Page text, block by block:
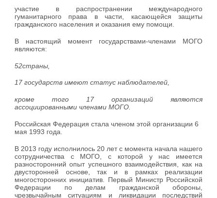
участие в распространении международного
гуманитарного права в части, касающейся защиты
гражданского населения и оказания ему помощи.
В настоящий момент государствами-членами МОГО
являются:
52страны,
17 государств имеют статус наблюдателей,
кроме того 17 организаций являются
ассоциированными членами МОГО.
Российская Федерация стала членом этой организации 6
мая 1993 года.
В 2013 году исполнилось 20 лет с момента начала нашего
сотрудничества с МОГО, с которой у нас имеется
разносторонний опыт успешного взаимодействия, как на
двусторонней основе, так и в рамках реализации
многосторонних инициатив. Первый Министр Российской
Федерации по делам гражданской обороны,
чрезвычайным ситуациям и ликвидации последствий